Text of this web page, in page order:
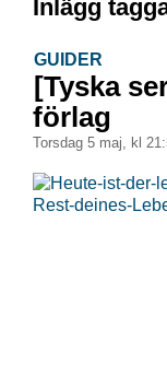
Inlägg
GUIDER
[Tyska
förlag
torsdag 5 maj, kl